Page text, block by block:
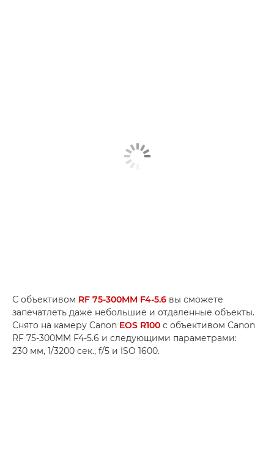
С объективом RF 75-300MM F4-5.6 вы сможете
запечатлеть даже небольшие и отдаленные объекты.
Снято на камеру Canon EOS R100 с объективом Canon
RF 75-300MM F4-5.6 и следующими параметрами:
230 мм, 1/3200 сек., f/5 и ISO 1600.